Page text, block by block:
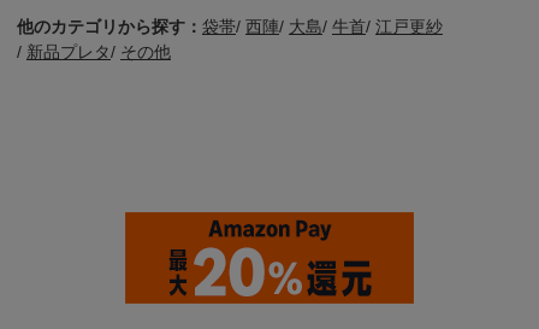
他のカテゴリから探す： 袋帯/ 西陣/ 大島/ 牛首/ 江戸更紗
/ 新品プレタ/ その他